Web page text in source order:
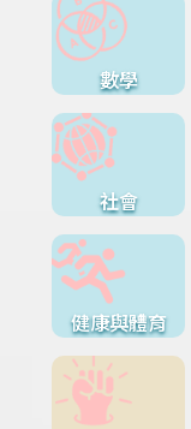
數學
社會
健康與體育